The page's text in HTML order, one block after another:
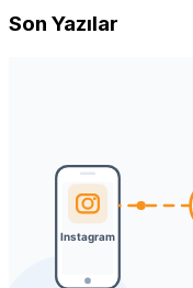
Son Yazılar